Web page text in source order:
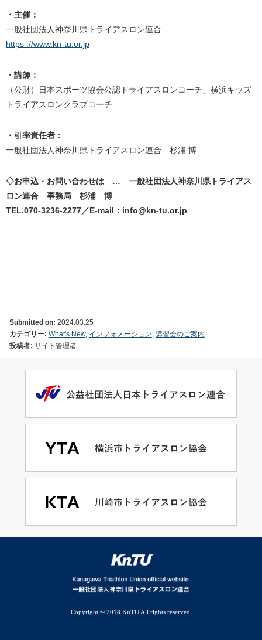
・主催：
一般社団法人神奈川県トライアスロン連合
https ://www.kn-tu.or.jp
・講師：
（公財）日本スポーツ協会公認トライアスロンコーチ、横浜キッズ
トライアスロンクラブコーチ
・引率責任者：
一般社団法人神奈川県トライアスロン連合 杉浦 博
◇お申込・お問い合わせは … 一般社団法人神奈川県トライアス
ロン連合 事務局 杉浦 博
TEL.070-3236-2277／E-mail：info@kn-tu.or.jp
Submitted on: 2024.03.25
カテゴリー: What's New, インフォメーション 講習会のご案内
投稿者: サイト管理者
Copyright © 2018 KnTU All rights reserved.